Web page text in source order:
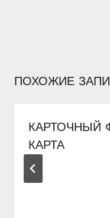
ПОХОЖИЕ
КАРТОЧНЫЙ
КАРТА